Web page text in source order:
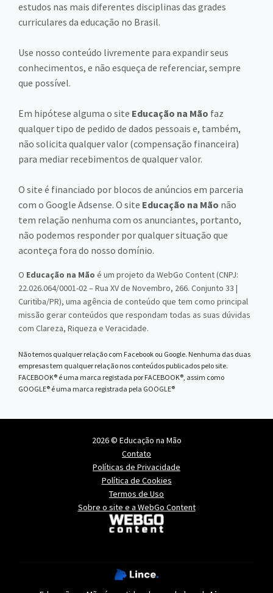
estudos nas mais diferentes disciplinas das grades
curriculares da educação no Brasil.
Use nosso conteúdo livremente para expandir seus
conhecimentos, e não esqueça de referenciar, sempre
que possível.
Em hipótese alguma o site Educação na Mão faz
qualquer tipo de pedido de dados pessoais e, também,
não solicita qualquer valor (compensação financeira)
para mediar recebimentos de qualquer valor.
O site é financiado por blocos de anúncios em parceria
com o Google Adsense. O site Educação na Mão não
tem relação nenhuma com os anunciantes, portanto,
não podemos responder por qualquer situação que
aconteça fora do nosso domínio.
O Educação na Mão é um projeto da WebGo Content (CNPJ:
22.026.064/0001-02 – Rua XV de Novembro, 266. Conjunto 33 |
Curitiba/PR), uma agência de conteúdo que tem como principal
missão gerar conteúdos que respondam todas as suas dúvidas
com Clareza, Riqueza e Veracidade.
Não temos qualquer relação com Facebook ou Google. Nenhuma das duas
empresas tem qualquer relação nos conteúdos publicados pelo site.
FACEBOOK® é uma marca registada por FACEBOOK®, assim como
GOOGLE® é uma marca registrada pela GOOGLE®
2026 © Educação na Mão
Contato
Políticas de Privacidade
Política de Cookies
Termos de Uso
Sobre o site e a WebGo Content